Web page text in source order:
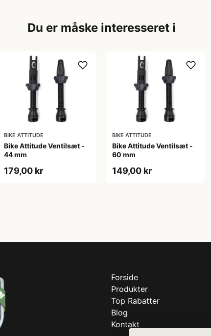
Du er måske interesseret i
BIKE ATTITUDE
Bike Attitude Ventilsæt -
44 mm
179,00 kr
BIKE ATTITUDE
Bike Attitude Ventilsæt -
60 mm
149,00 kr
Forside
Produkter
Top Rabatter
Blog
Kontakt